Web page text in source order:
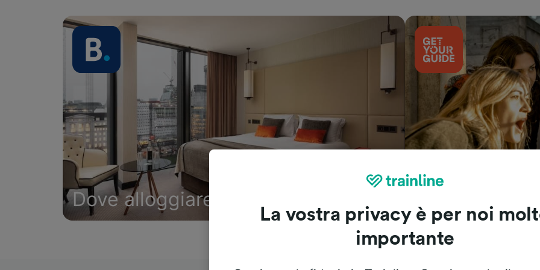
Dove alloggiare
La vostra privacy è per noi
importante